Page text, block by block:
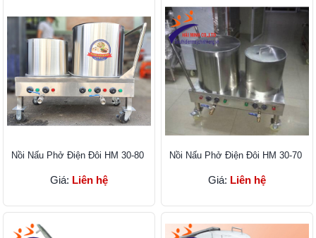
Nồi Nấu Phở Điện Đôi HM 30-80
Giá: Liên hệ
Nồi Nấu Phở Điện Đôi HM 30-70
Giá: Liên hệ